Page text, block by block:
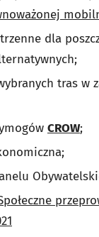
dla
tras w
CROW;